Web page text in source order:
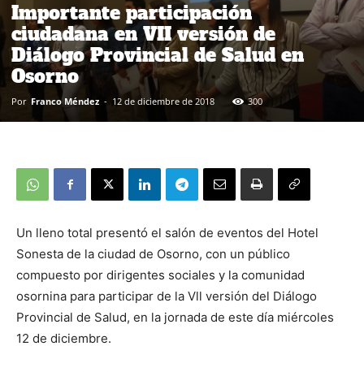
Importante participación
ciudadana en VII versión de
Diálogo Provincial de Salud en
Osorno
Por Franco Méndez - 12 de diciembre de 2018 300
Un lleno total presentó el salón de eventos del Hotel
Sonesta de la ciudad de Osorno, con un público
compuesto por dirigentes sociales y la comunidad
osornina para participar de la Vll versión del Diálogo
Provincial de Salud, en la jornada de este día miércoles
12 de diciembre.